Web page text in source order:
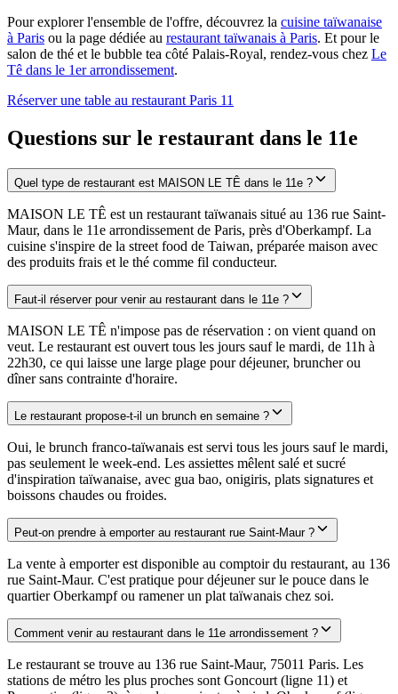
Pour explorer l'ensemble de l'offre, découvrez la cuisine taïwanaise
à Paris ou la page dédiée au restaurant taïwanais à Paris. Et pour le
salon de thé et le bubble tea côté Palais-Royal, rendez-vous chez Le
Tê dans le 1er arrondissement.
Réserver une table au restaurant Paris 11
Questions sur le restaurant dans le 11e
Quel type de restaurant est MAISON LE TÊ dans le 11e ?
MAISON LE TÊ est un restaurant taïwanais situé au 136 rue Saint-
Maur, dans le 11e arrondissement de Paris, près d'Oberkampf. La
cuisine s'inspire de la street food de Taiwan, préparée maison avec
des produits frais et le thé comme fil conducteur.
Faut-il réserver pour venir au restaurant dans le 11e ?
MAISON LE TÊ n'impose pas de réservation : on vient quand on
veut. Le restaurant est ouvert tous les jours sauf le mardi, de 11h à
22h30, ce qui laisse une large plage pour déjeuner, bruncher ou
dîner sans contrainte d'horaire.
Le restaurant propose-t-il un brunch en semaine ?
Oui, le brunch franco-taïwanais est servi tous les jours sauf le mardi,
pas seulement le week-end. Les assiettes mêlent salé et sucré
d'inspiration taïwanaise, avec gua bao, onigiris, plats signatures et
boissons chaudes ou froides.
Peut-on prendre à emporter au restaurant rue Saint-Maur ?
La vente à emporter est disponible au comptoir du restaurant, au 136
rue Saint-Maur. C'est pratique pour déjeuner sur le pouce dans le
quartier Oberkampf ou ramener un plat taïwanais chez soi.
Comment venir au restaurant dans le 11e arrondissement ?
Le restaurant se trouve au 136 rue Saint-Maur, 75011 Paris. Les
stations de métro les plus proches sont Goncourt (ligne 11) et